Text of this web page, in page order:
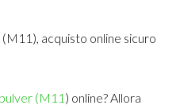
acquisto online sicuro
(M11 ) online? Allora